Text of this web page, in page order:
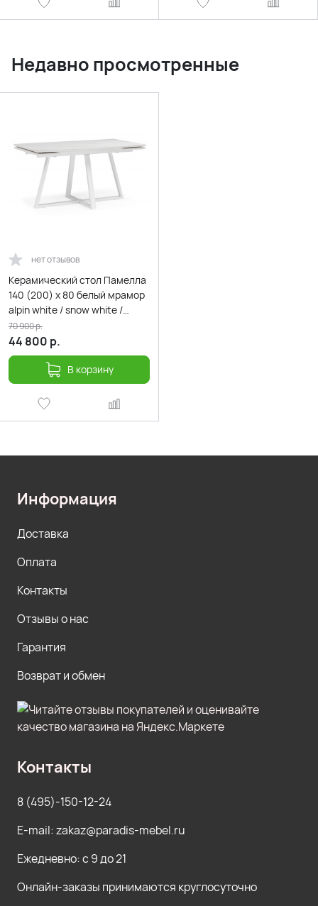
Недавно просмотренные
нет отзывов
Керамический стол Памелла
140 (200) х 80 белый мрамор
alpin white / snow white /
белый
44 800 р.
70 900р.
В корзину
Информация
Доставка
Оплата
Контакты
Отзывы о нас
Гарантия
Возврат и обмен
Контакты
8 (495)-150-12-24
E-mail: zakaz@paradis-mebel.ru
Ежедневно: с 9 до 21
Онлайн-заказы принимаются круглосуточно